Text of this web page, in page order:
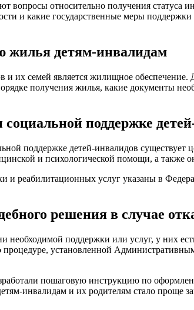
вопросы относительно получения
и какие государственные меры
жилья детям-инвалидам
их семей является жилищное
получения жилья, какие документы
поддержке
поддержке детей-инвалидов
и психологической помощи, а также
и реабилитационных услуг указаны в
решения в случае
необходимой поддержки или услуг, у них
процедуре, установленной
пошаговую инструкцию по
инвалидам и их родителям стало проще